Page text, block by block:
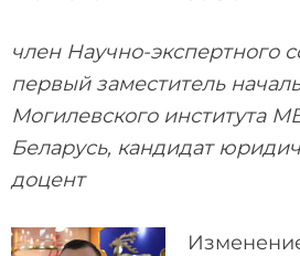
член Научно-экспертного
первый заместитель
Могилевского института
Беларусь, кандидат
доцент